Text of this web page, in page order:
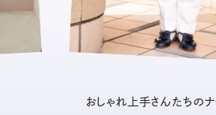
おしゃれ上手さんたちの